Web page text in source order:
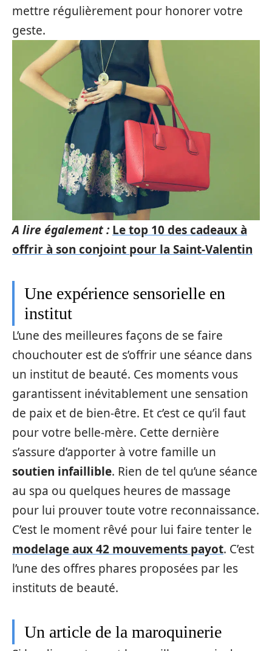
mettre régulièrement pour honorer votre
geste.
A lire également : Le top 10 des cadeaux à
offrir à son conjoint pour la Saint-Valentin
Une expérience sensorielle en
institut
L’une des meilleures façons de se faire
chouchouter est de s’offrir une séance dans
un institut de beauté. Ces moments vous
garantissent inévitablement une sensation
de paix et de bien-être. Et c’est ce qu’il faut
pour votre belle-mère. Cette dernière
s’assure d’apporter à votre famille un
soutien infaillible. Rien de tel qu’une séance
au spa ou quelques heures de massage
pour lui prouver toute votre reconnaissance.
C’est le moment rêvé pour lui faire tenter le
modelage aux 42 mouvements payot. C’est
l’une des offres phares proposées par les
instituts de beauté.
Un article de la maroquinerie